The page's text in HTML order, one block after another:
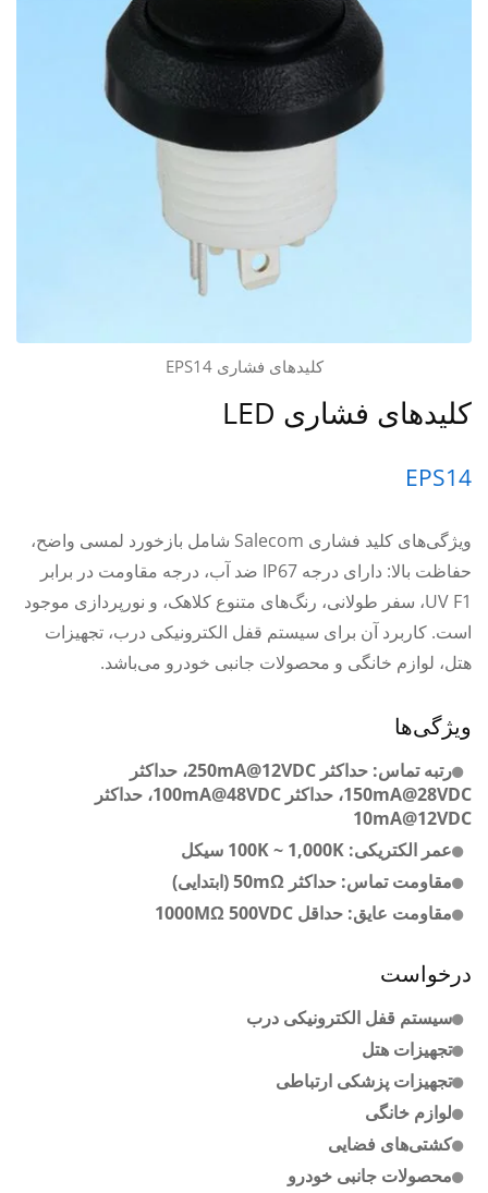
کلیدهای فشاری EPS14
کلیدهای فشاری LED
EPS14
ویژگی‌های کلید فشاری Salecom شامل بازخورد لمسی واضح،
حفاظت بالا: دارای درجه IP67 ضد آب، درجه مقاومت در برابر
UV F1، سفر طولانی، رنگ‌های متنوع کلاهک، و نورپردازی موجود
است. کاربرد آن برای سیستم قفل الکترونیکی درب، تجهیزات
هتل، لوازم خانگی و محصولات جانبی خودرو می‌باشد.
ویژگی‌ها
رتبه تماس: حداکثر 250mA@12VDC، حداکثر
150mA@28VDC، حداکثر 100mA@48VDC، حداکثر
10mA@12VDC
عمر الکتریکی: 100K ~ 1,000K سیکل
مقاومت تماس: حداکثر 50mΩ (ابتدایی)
مقاومت عایق: حداقل 1000MΩ 500VDC
درخواست
سیستم قفل الکترونیکی درب
تجهیزات هتل
تجهیزات پزشکی ارتباطی
لوازم خانگی
کشتی‌های فضایی
محصولات جانبی خودرو